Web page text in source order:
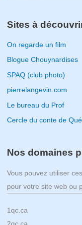
Sites à
On regarde un film
Blogue Chouynardises
SPAQ (club photo)
pierrelangevin.com
Le bureau du Prof
Cercle du conte de
Nos domaines
Vous pouvez utiliser
pour votre site web ou
1qc.ca